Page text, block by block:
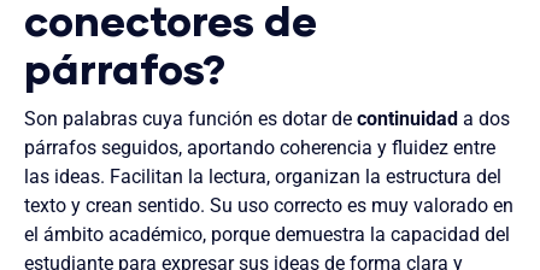
conectores de
párrafos?
Son palabras cuya función es dotar de continuidad a dos
párrafos seguidos, aportando coherencia y fluidez entre
las ideas. Facilitan la lectura, organizan la estructura del
texto y crean sentido. Su uso correcto es muy valorado en
el ámbito académico, porque demuestra la capacidad del
estudiante para expresar sus ideas de forma clara y